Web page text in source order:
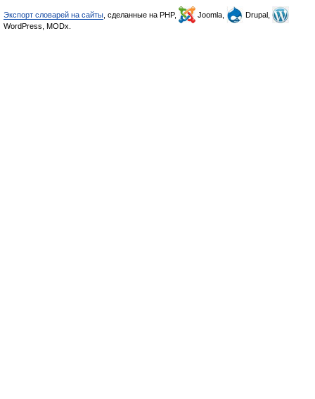
Экспорт словарей на сайты , сделанные на PHP, Joomla,
Drupal,
WordPress, MODx.